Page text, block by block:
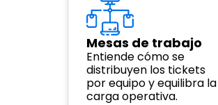
Mesas de trabajo
Entiende cómo se
distribuyen los tickets
por equipo y equilibra la
carga operativa.